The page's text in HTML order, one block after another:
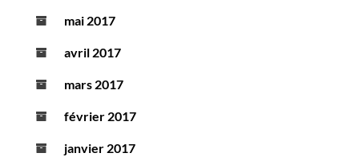
mai 2017
avril 2017
mars 2017
février 2017
janvier 2017